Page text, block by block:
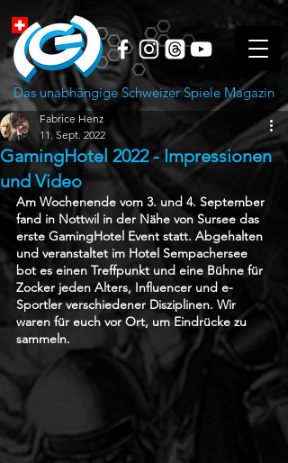
Das unabhängige Schweizer Spiele Magazin
GamingHotel 2022 - Impressionen
und Video
Fabrice Henz
11. Sept. 2022
Am Wochenende vom 3. und 4. September
fand in Nottwil in der Nähe von Sursee das
erste GamingHotel Event statt. Abgehalten
und veranstaltet im Hotel Sempachersee
bot es einen Treffpunkt und eine Bühne für
Zocker jeden Alters, Influencer und e-
Sportler verschiedener Disziplinen. Wir
waren für euch vor Ort, um Eindrücke zu
sammeln.